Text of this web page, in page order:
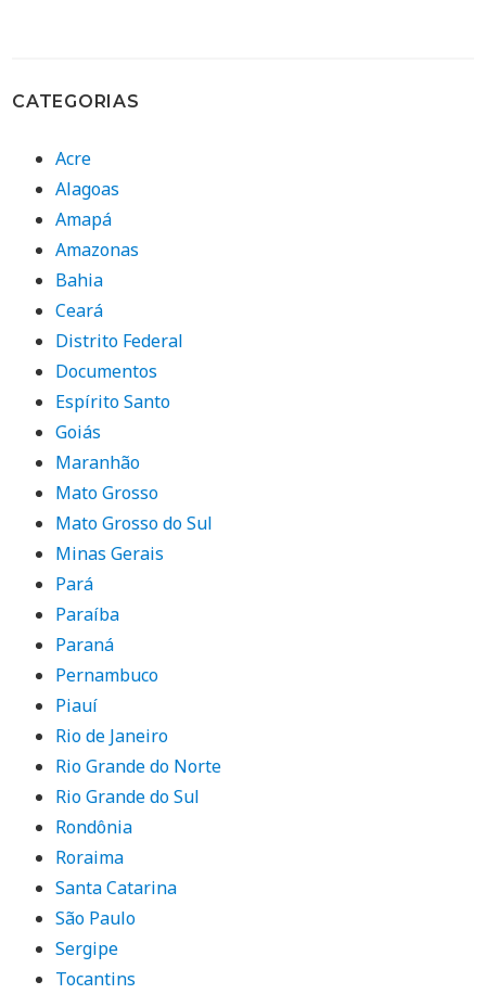
CATEGORIAS
Acre
Alagoas
Amapá
Amazonas
Bahia
Ceará
Distrito Federal
Documentos
Espírito Santo
Goiás
Maranhão
Mato Grosso
Mato Grosso do Sul
Minas Gerais
Pará
Paraíba
Paraná
Pernambuco
Piauí
Rio de Janeiro
Rio Grande do Norte
Rio Grande do Sul
Rondônia
Roraima
Santa Catarina
São Paulo
Sergipe
Tocantins